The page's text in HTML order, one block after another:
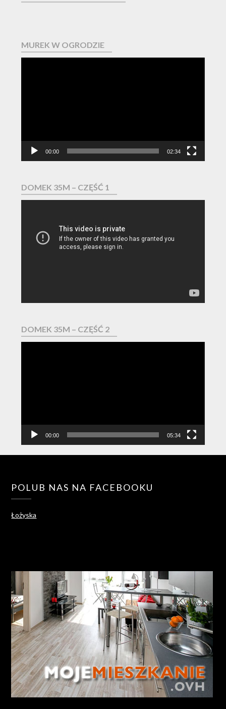
MUREK W OGRODZIE
00:00 02:34
DOMEK 35M – CZĘŚĆ 1
DOMEK 35M – CZĘŚĆ 2
00:00 05:34
POLUB NAS NA FACEBOOKU
Łożyska